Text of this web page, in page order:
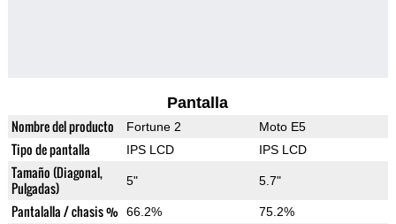
Pantalla
Nombre del producto Fortune 2 Moto E5
Tipo de pantalla IPS LCD IPS LCD
Tamaño (Diagonal,
Pulgadas)
5" 5.7"
Pantalalla / chasis % 66.2% 75.2%